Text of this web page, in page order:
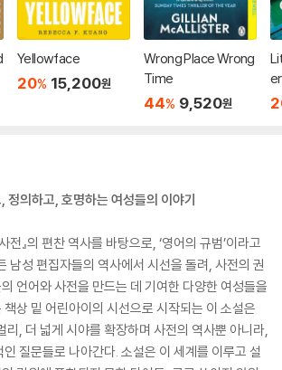
Yellowface
20% 15,200원
Wrong Place Wrong
Time
44% 9,520원
정의하고, 호명하는 여성들의 이야기
전』의 편찬 역사를 바탕으로, ‘영어의 규범’이라고
남성 편집자들의 역사에서 시선을 돌려, 사전의 권
언어와 사전을 만드는 데 기여한 다양한 여성들을
상 밑 어린아이의 시선으로 시작되는 이 소설은
리, 더 넓게 시야를 확장하며 사전의 역사뿐 아니라,
질문들로 나아간다. 소설은 이 세계를 이루고 설